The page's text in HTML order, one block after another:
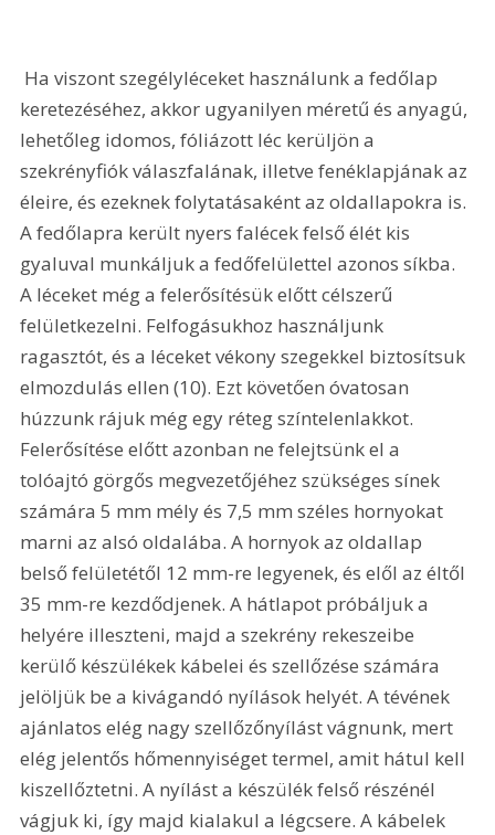
keretezéséhez, akkor ugyanilyen méretű és anyagú,
lehetőleg idomos, fóliázott léc kerüljön a
szekrényfiók válaszfalának, illetve fenéklapjának az
éleire, és ezeknek folytatásaként az oldallapokra is.
A fedőlapra került nyers falécek felső élét kis
gyaluval munkáljuk a fedőfelülettel azonos síkba.
A léceket még a felerősítésük előtt célszerű
felületkezelni. Felfogásukhoz használjunk
ragasztót, és a léceket vékony szegekkel biztosítsuk
elmozdulás ellen (10). Ezt követően óvatosan
húzzunk rájuk még egy réteg színtelenlakkot.
Felerősítése előtt azonban ne felejtsünk el a
tolóajtó görgős megvezetőjéhez szükséges sínek
számára 5 mm mély és 7,5 mm széles hornyokat
marni az alsó oldalába. A hornyok az oldallap
belső felületétől 12 mm-re legyenek, és elől az éltől
35 mm-re kezdődjenek. A hátlapot próbáljuk a
helyére illeszteni, majd a szekrény rekeszeibe
kerülő készülékek kábelei és szellőzése számára
jelöljük be a kivágandó nyílások helyét. A tévének
ajánlatos elég nagy szellőzőnyílást vágnunk, mert
elég jelentős hőmennyiséget termel, amit hátul kell
kiszellőztetni. A nyílást a készülék felső részénél
vágjuk ki, így majd kialakul a légcsere. A kábelek